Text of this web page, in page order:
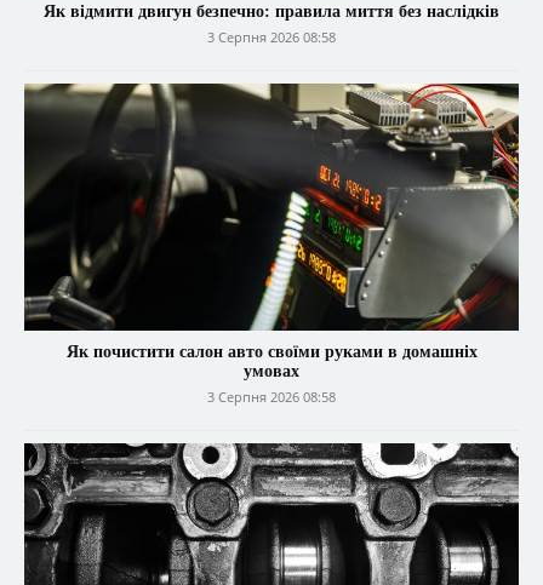
Як відмити двигун безпечно: правила миття без наслідків
3 Серпня 2026 08:58
Як почистити салон авто своїми руками в домашніх
умовах
3 Серпня 2026 08:58